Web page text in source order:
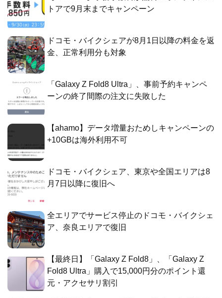
トアで9月末までキャンペーン
ドコモ・バイクシェアが8月1日以降の料金を返
金、正常利用分も対象
「Galaxy Z Fold8 Ultra」、事前予約キャンペ
ーンの終了間際の注文に失敗した
【ahamo】データ増量おためしキャンペーンの
+10GBは海外利用不可
ドコモ・バイクシェア、東京や全国エリアは8
月7日以降に復旧へ
全エリアでサービス停止のドコモ・バイクシェ
ア、奈良エリアで復旧
【最終日】「Galaxy Z Fold8」、「Galaxy Z
Fold8 Ultra」購入で15,000円分のポイント還
元・アクセサリ割引